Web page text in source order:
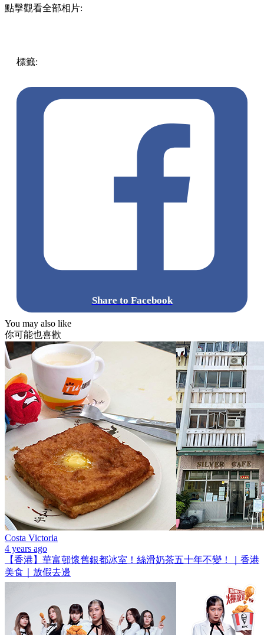
點擊觀看全部相片:
標籤:
Share to Facebook
You may also like
你可能也喜歡
Costa Victoria
4 years ago
【香港】華富邨懷舊銀都冰室！絲滑奶茶五十年不變！｜香港
美食｜放假去邊